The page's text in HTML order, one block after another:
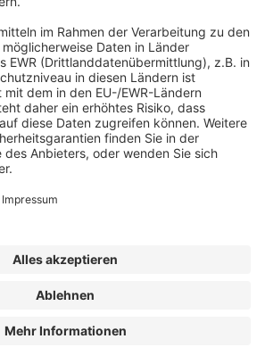
anfordern|Abo kündigen|
Werben bei uns
AGB und Lizenzbedingungen
| © 2025 der bauhofLeiter